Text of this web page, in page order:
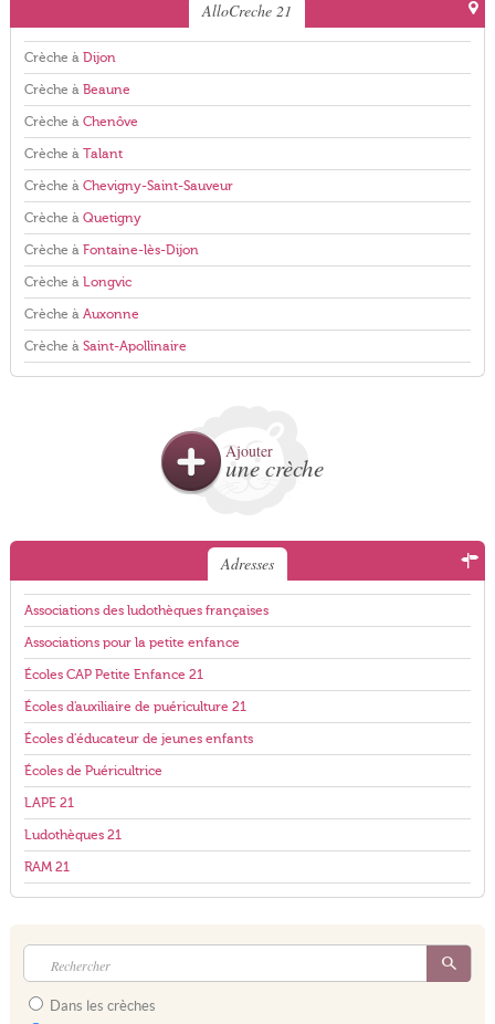
AlloCreche 21
Crèche à Dijon
Crèche à Beaune
Crèche à Chenôve
Crèche à Talant
Crèche à Chevigny-Saint-Sauveur
Crèche à Quetigny
Crèche à Fontaine-lès-Dijon
Crèche à Longvic
Crèche à Auxonne
Crèche à Saint-Apollinaire
Ajouter
une crèche
Adresses
Associations des ludothèques françaises
Associations pour la petite enfance
Écoles CAP Petite Enfance 21
Écoles d'auxiliaire de puériculture 21
Écoles d'éducateur de jeunes enfants
Écoles de Puéricultrice
LAPE 21
Ludothèques 21
RAM 21
Dans les crèches